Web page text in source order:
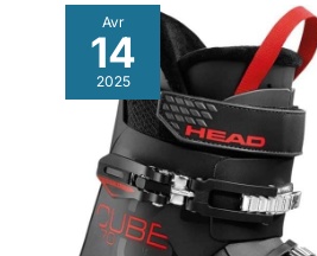
Avr
14
2025